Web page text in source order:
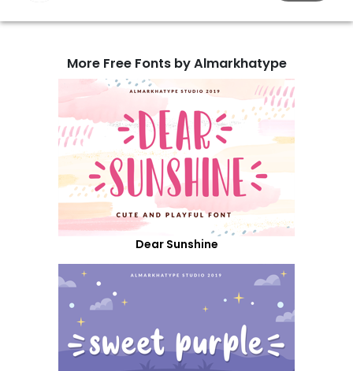
More Free Fonts by Almarkhatype
Dear Sunshine